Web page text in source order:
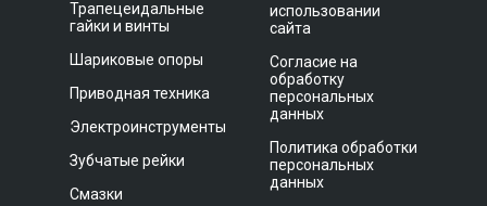
Трапецеидальные
гайки и винты
Шариковые опоры
Приводная техника
Электроинструменты
Зубчатые рейки
Смазки
использовании
сайта
Согласие на
обработку
персональных
данных
Политика обработки
персональных
данных